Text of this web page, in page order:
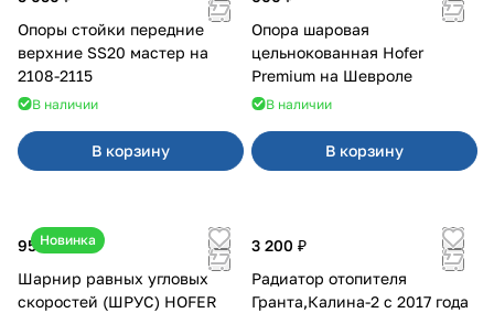
Опоры стойки передние
верхние SS20 мастер на
2108-2115
В наличии
В корзину
Опора шаровая
цельнокованная Hofer
Premium на Шевроле
В наличии
В корзину
Новинка
950 ₽
Шарнир равных угловых
скоростей (ШРУС) HOFER
3 200 ₽
Радиатор отопителя
Гранта,Калина-2 с 2017 года